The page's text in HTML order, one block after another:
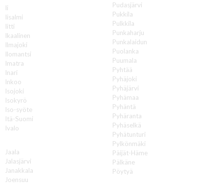
Ii
Iisalmi
Iitti
Ikaalinen
Ilmajoki
Ilomantsi
Imatra
Inari
Inkoo
Isojoki
Isokyrö
Iso-syöte
Itä-Suomi
Ivalo
Jaala
Jalasjärvi
Janakkala
Joensuu
Pudasjärvi
Pukkila
Pulkkila
Punkaharju
Punkalaidun
Puolanka
Puumala
Pyhtää
Pyhäjoki
Pyhäjärvi
Pyhämaa
Pyhäntä
Pyhäranta
Pyhäselkä
Pyhätunturi
Pylkönmäki
Päijät-Häme
Pälkäne
Pöytyä